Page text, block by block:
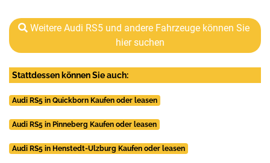
Weitere Audi RS5 und andere Fahrzeuge können Sie
hier suchen
Stattdessen können Sie auch:
Audi RS5 in Quickborn Kaufen oder leasen
Audi RS5 in Pinneberg Kaufen oder leasen
Audi RS5 in Henstedt-Ulzburg Kaufen oder leasen